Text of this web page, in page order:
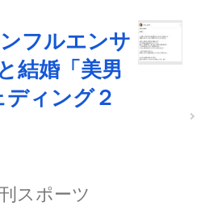
ンフルエンサ
結婚「美男
ィング２
スポーツ